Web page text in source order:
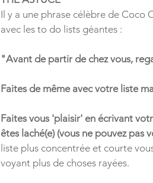
Il y a une phrase célèbre de
avec les to do lists géantes :
"Avant de partir de chez vous,
Faites de même avec votre liste
Faites vous 'plaisir' en écrivant
êtes laché(e) (vous ne pouvez pas
liste plus concentrée et courte
voyant plus de choses rayées.